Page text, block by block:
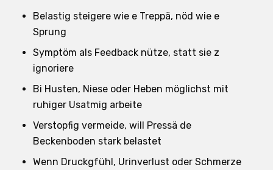
Belastig steigere wie e Treppä, nöd wie e
Sprung
Symptöm als Feedback nütze, statt sie z
ignoriere
Bi Husten, Niese oder Heben möglichst mit
ruhiger Usatmig arbeite
Verstopfig vermeide, will Pressä de
Beckenboden stark belastet
Wenn Druckgfühl, Urinverlust oder Schmerze